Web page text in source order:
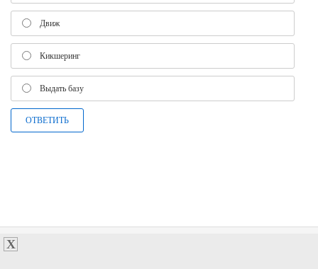
Движ
Кикшеринг
Выдать базу